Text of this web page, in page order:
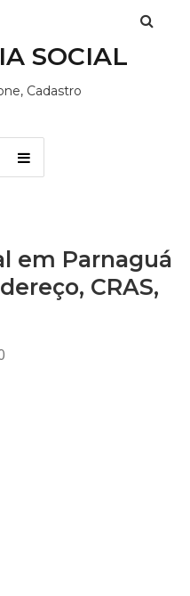
SOCIAL
Cadastro
em Parnaguá
CRAS,